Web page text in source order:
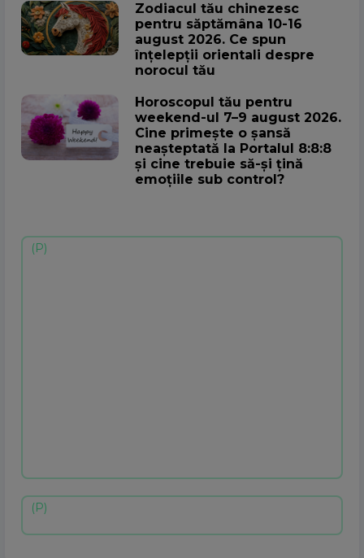
Zodiacul tău chinezesc
pentru săptămâna 10-16
august 2026. Ce spun
înțelepții orientali despre
norocul tău
Horoscopul tău pentru
weekend-ul 7–9 august 2026.
Cine primește o șansă
neașteptată la Portalul 8:8:8
și cine trebuie să-și țină
emoțiile sub control?